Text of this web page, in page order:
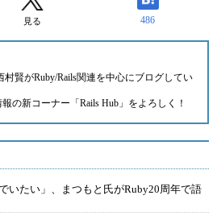
見る 486
村賢がRuby/Rails関連を中心にブログしてい
報の新コーナー 「Rails Hub」 をよろしく！
いたい」、まつもと氏がRuby20周年で語